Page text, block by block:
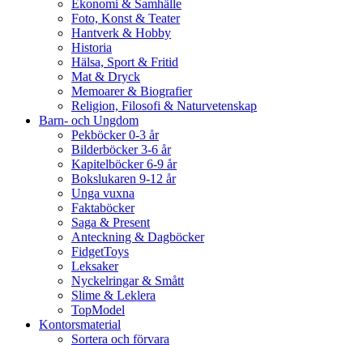
Ekonomi & Samhälle
Foto, Konst & Teater
Hantverk & Hobby
Historia
Hälsa, Sport & Fritid
Mat & Dryck
Memoarer & Biografier
Religion, Filosofi & Naturvetenskap
Barn- och Ungdom
Pekböcker 0-3 år
Bilderböcker 3-6 år
Kapitelböcker 6-9 år
Bokslukaren 9-12 år
Unga vuxna
Faktaböcker
Saga & Present
Anteckning & Dagböcker
FidgetToys
Leksaker
Nyckelringar & Smått
Slime & Leklera
TopModel
Kontorsmaterial
Sortera och förvara